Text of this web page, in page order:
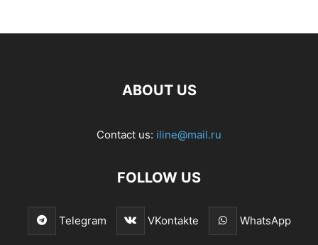
ABOUT US
Contact us: iline@mail.ru
FOLLOW US
Telegram VKontakte WhatsApp